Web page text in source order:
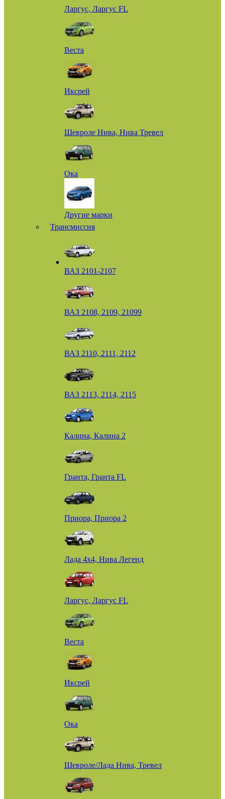
Ларгус, Ларгус FL
Веста
Иксрей
Шевроле Нива, Нива Тревел
Ока
Другие марки
Трансмиссия
ВАЗ 2101-2107
ВАЗ 2108, 2109, 21099
ВАЗ 2110, 2111, 2112
ВАЗ 2113, 2114, 2115
Калина, Калина 2
Гранта, Гранта FL
Приора, Приора 2
Лада 4х4, Нива Легенд
Ларгус, Ларгус FL
Веста
Иксрей
Ока
Шевроле/Лада Нива, Тревел